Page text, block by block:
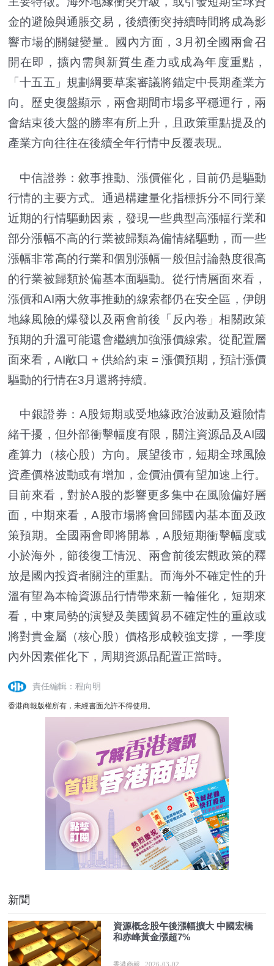
金的避險與通脹交易，後續衝突持續時間將成為影
響市場的關鍵變量。國內方面，3月初全國兩會召
開在即，擴內需與新質生產力或成為年度重點，
「十五五」規劃綱要草案審議將錨定中長期產業方
向。歷史復盤顯示，兩會期間市場多平穩運行，兩
會結束後大盤的勝率有所上升，且政策重點提及的
產業方向往往在後續全年行情中反覆表現。
中信證券：敘事推動、漲價催化，目前仍是驅動
行情的主要方式。通過構建量化指標拆分不同行業
近期的行情驅動因素，發現一些典型高漲幅行業和
部分漲幅不高的行業被歸類為偏情緒驅動，而一些
漲幅非常高的行業和個別漲幅一般但討論熱度很高
的行業被歸類於偏基本面驅動。從行情層面來看，
漲價和AI兩大敘事推動的線索都仍在安全區，伊朗
地緣風險的爆發以及兩會前後「反內卷」相關政策
預期的升溫可能還會繼續加強漲價線索。從配置層
面來看，AI敞口 + 供給約束 = 漲價預期，預計漲價
驅動的行情在3月還將持續。
中銀證券：A股短期或受地緣政治波動及避險情
緒干擾，但外部衝擊幅度有限，關注資源品及AI國
產算力（核心股）方向。展望後市，短期全球風險
資產價格波動或有增加，金價油價有望加速上行。
目前來看，對於A股的影響更多集中在風險偏好層
面，中期來看，A股市場將會回歸國內基本面及政
策預期。全國兩會即將開幕，A股短期衝擊幅度或
小於海外，節後復工情況、兩會前後宏觀政策的釋
放是國內投資者關注的重點。而海外不確定性的升
溫有望為本輪資源品行情帶來新一輪催化，短期來
看，中東局勢的演變及美國貿易不確定性的重啟或
將對貴金屬（核心股）價格形成較強支撐，一季度
內外因素催化下，周期資源品配置正當時。
責任編輯：程向明
香港商報版權所有，未經書面允許不得使用。
新聞
資源概念股午後漲幅擴大 中國宏橋
和赤峰黃金漲超7%
香港商報 2026-03-02